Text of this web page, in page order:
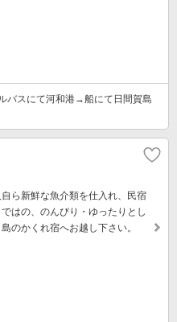
バスにて河和港→船にて日間賀島
自ら新鮮な魚介類を仕入れ、民宿
はの、のんびり・ゆったりとし
のかくれ宿へお越し下さい。